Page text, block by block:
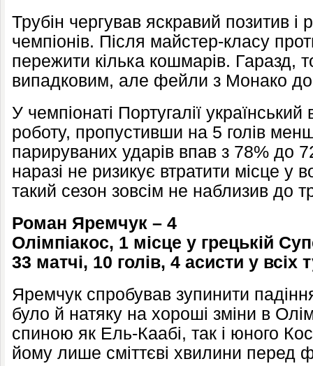
Трубін чергував яскравий позитив і
чемпіонів. Після майстер-класу
пережити кілька кошмарів. Гаразд,
випадковим, але фейли з Монако
У чемпіонаті Португалії
роботу, пропустивши на 5 голів
парируваних ударів впав з 78% до
наразі не ризикує втратити місце у
такий сезон зовсім не наблизив до
Роман Яремчук – 4
Олімпіакос, 1 місце у грецькій
33 матчі, 10 голів, 4 асисти у всіх
Яремчук спробував зупинити
було й натяку на хороші зміни в
спиною як Ель-Каабі, так і юного
йому лише сміттєві хвилини перед